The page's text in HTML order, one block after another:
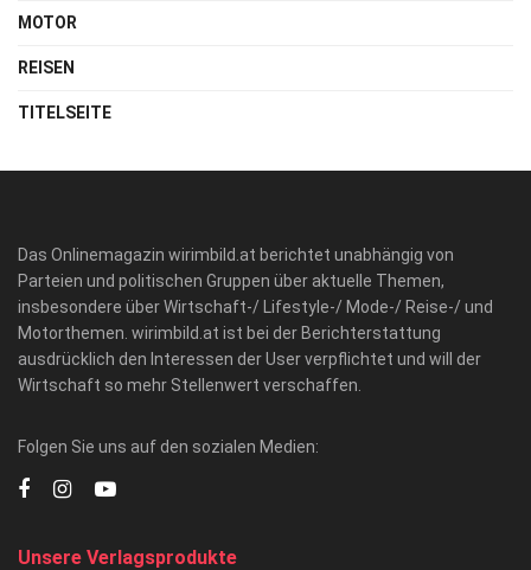
MOTOR
REISEN
TITELSEITE
Das Onlinemagazin wirimbild.at berichtet unabhängig von
Parteien und politischen Gruppen über aktuelle Themen,
insbesondere über Wirtschaft-/ Lifestyle-/ Mode-/ Reise-/ und
Motorthemen. wirimbild.at ist bei der Berichterstattung
ausdrücklich den Interessen der User verpflichtet und will der
Wirtschaft so mehr Stellenwert verschaffen.
Folgen Sie uns auf den sozialen Medien:
Unsere Verlagsprodukte